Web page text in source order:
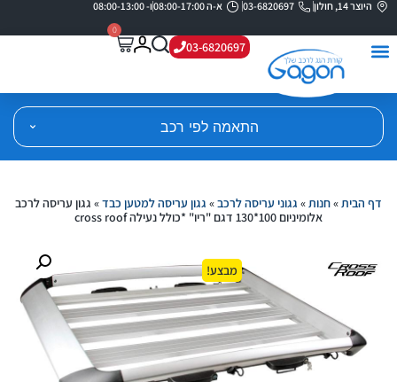
היוצר 14, חולון 03-6820697 א-ה 08:00-17:00 ו- 08:00-13:00
03-6820697
0
התאמה לפי רכב
דף הבית»חנות» גגוני עריסה לרכב» גגון עריסה למטען כבד» גגון עריסה לרכב
אלומיניום 100*130 דגם "ריו" *כולל נעילה cross roof
מבצע!